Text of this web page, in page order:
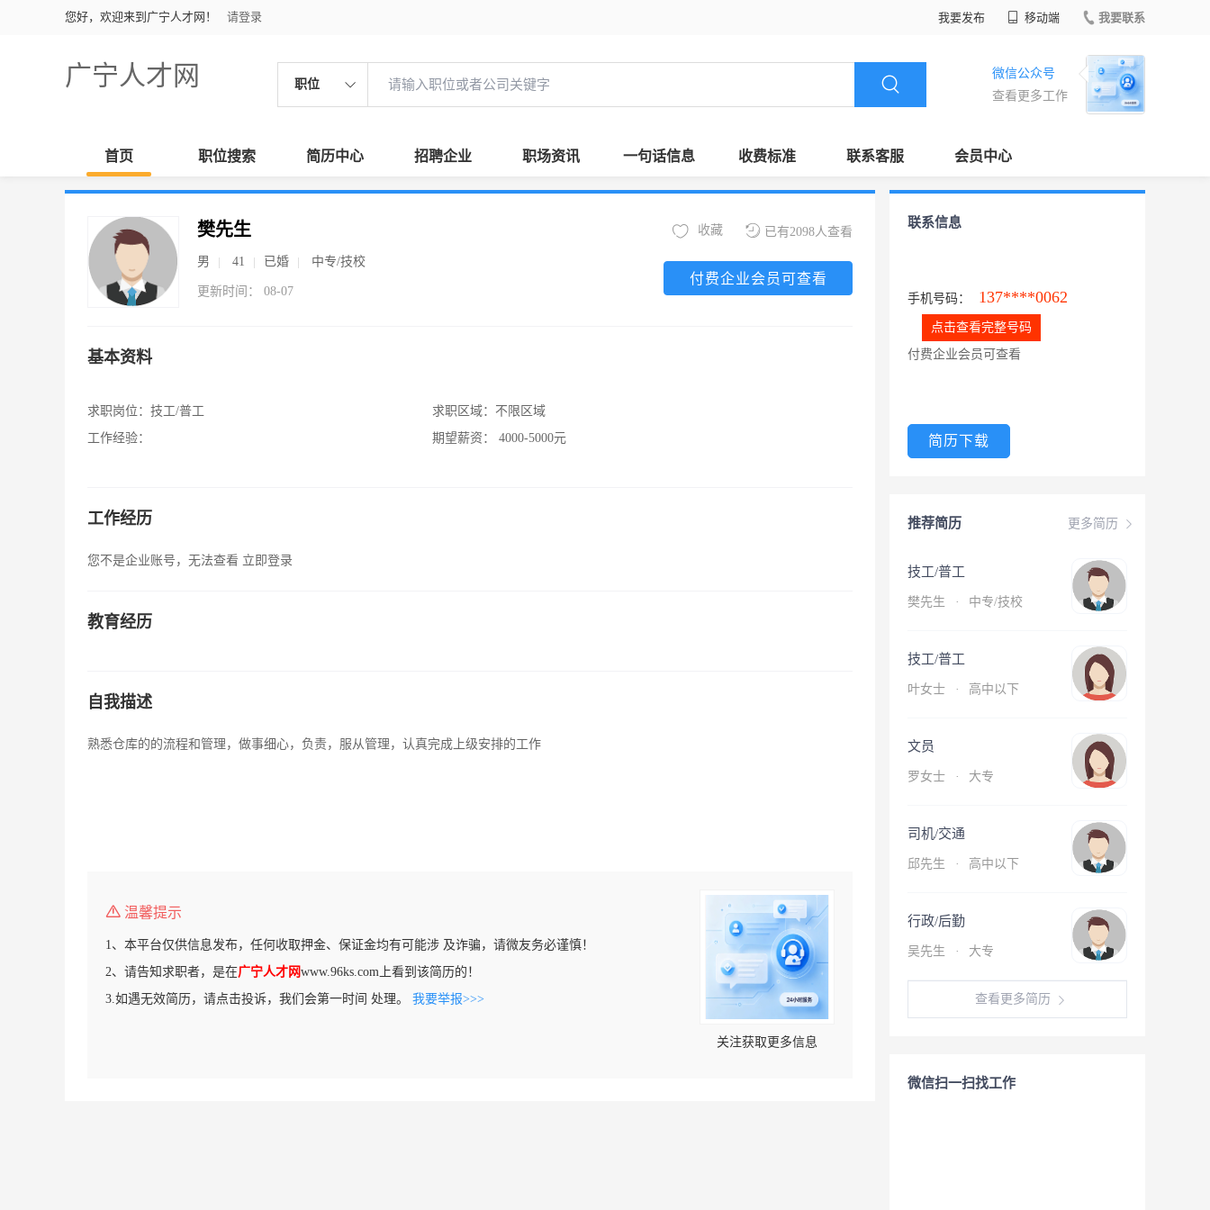
您好，欢迎来到广宁人才网！ 请登录 我要发布 移动端 我要联系
广宁人才网 职位
微信公众号
查看更多工作
首页 职位搜索 简历中心 招聘企业 职场资讯 一句话信息 收费标准 联系客服 会员中心
樊先生
男 41 已婚 中专/技校
更新时间： 08-07
已有2098人查看
收藏
付费企业会员可查看
基本资料
求职岗位： 技工/普工
工作经验：
求职区域： 不限区域
期望薪资：
4000-5000元
工作经历
您不是企业账号，无法查看 立即登录
教育经历
自我描述
熟悉仓库的的流程和管理，做事细心，负责，服从管理，认真完成上级安排的工作
温馨提示
1、本平台仅供信息发布，任何收取押金、保证金均有可能涉 及诈骗，请微友务必谨慎！
2、请告知求职者，是在广宁人才网www.96ks.com上看到该简历的！
3.如遇无效简历，请点击投诉，我们会第一时间 处理。 我要举报>>>
关注获取更多信息
联系信息
手机号码： 137****0062
点击查看完整号码
付费企业会员可查看
简历下载
更多简历
推荐简历
技工/普工
樊先生 · 中专/技校
技工/普工
叶女士 · 高中以下
文员
罗女士 · 大专
司机/交通
邱先生 · 高中以下
行政/后勤
吴先生 · 大专
查看更多简历
微信扫一扫找工作